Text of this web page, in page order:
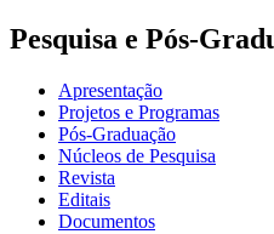
Pesquisa e Pós-
Apresentação
Projetos e Programas
Pós-Graduação
Núcleos de Pesquisa
Revista
Editais
Documentos